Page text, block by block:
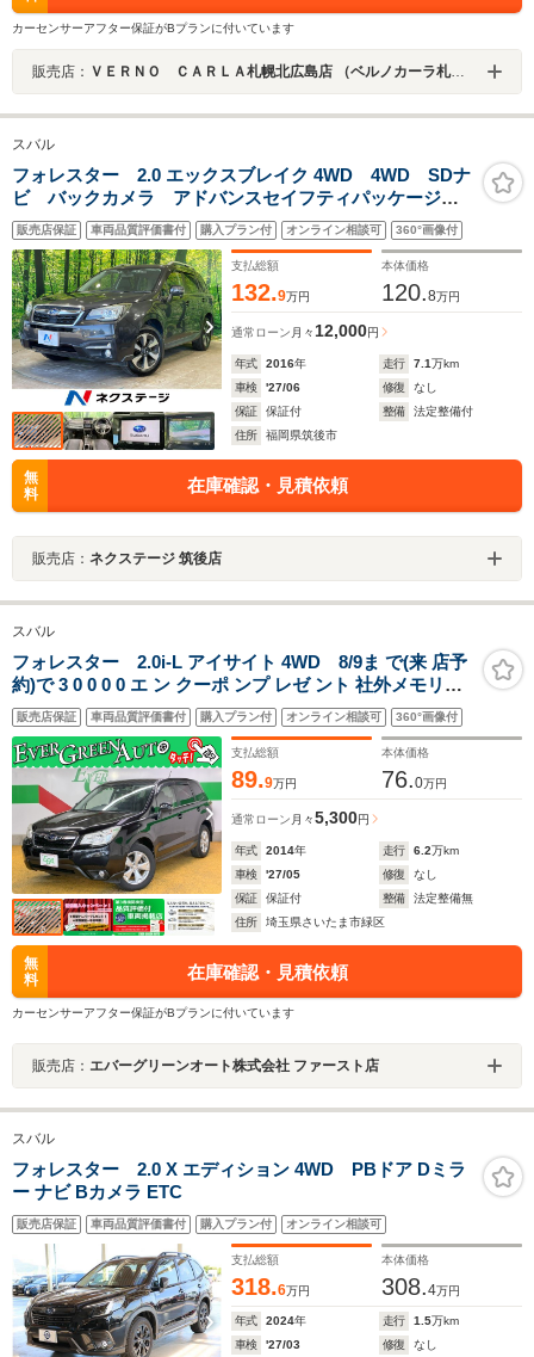
カーセンサーアフター保証がBプランに付いています
販売店： ＶＥＲＮＯ ＣＡＲＬＡ札幌北広島店 （ベルノカーラ札幌北広島店）
スバル
フォレスター 2.0 エックスブレイク 4WD 4WD SDナ
ビ バックカメラ アドバンスセイフティパッケージ
アイサイトVer3 レーダークルーズ 禁煙車 パワーバ
ックドア 合皮シート シートヒーター パワーシー
ト LEDヘッド スマートキー
販売店保証 車両品質評価書付 購入プラン付 オンライン相談可 360°画像付
支払総額
132.9万円
本体価格
120.8万円
通常ローン 月々 12,000円
年式 2016年 走行 7.1万km
車検
'27/06 修復
なし
保証
保証付 整備
法定整備付
住所
福岡県筑後市
無
料
在庫確認・見積依頼
販売店： ネクステージ 筑後店
スバル
フォレスター 2.0i-L アイサイト 4WD 8/9ま で(来 店予
約)で 3 0 0 0 0 エ ン クーポ ンプ レゼ ント 社外メモリナ
ビ 衝突軽減ブレーキ ETC SI-DRIVE パワーシート 車線逸
脱警報 アクセスキー HID プッシュスタート パドルシフト
アダプティブクルコン
販売店保証 車両品質評価書付 購入プラン付 オンライン相談可 360°画像付
支払総額
89.9万円
本体価格
76.0万円
通常ローン 月々5,300円
年式 2014年 走行 6.2万km
車検
'27/05 修復
なし
保証
保証付 整備
法定整備無
住所
埼玉県さいたま市緑区
無
料
在庫確認・見積依頼
カーセンサーアフター保証がBプランに付いています
販売店： エバーグリーンオート株式会社 ファースト店
スバル
フォレスター 2.0 X エディション 4WD PBドア Dミラ
ー ナビ Bカメラ ETC
販売店保証 車両品質評価書付 購入プラン付 オンライン相談可
支払総額
318.6万円
本体価格
308.4万円
年式 2024年 走行 1.5万km
車検
'27/03 修復 なし